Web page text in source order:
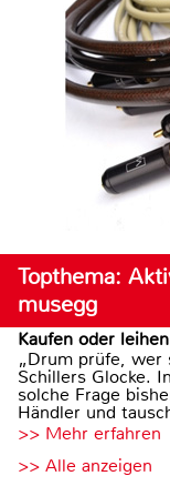
Topthema:
musegg
Kaufen oder leihen
„Drum prüfe, wer
Schillers Glocke.
solche Frage
Händler und
>> Mehr erfahren
>> Alle anzeigen